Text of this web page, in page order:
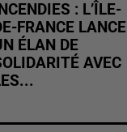
INCENDIES : L’ÎLE-
FRANCE LANCE
ÉLAN DE
AVEC